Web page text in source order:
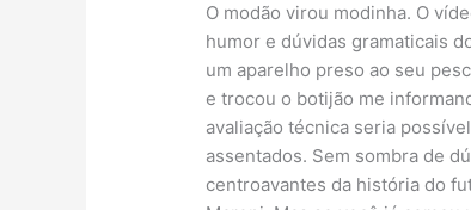
O modão virou modinha. O
humor e dúvidas gramaticais
um aparelho preso ao seu
e trocou o botijão me
avaliação técnica seria
assentados. Sem sombra de
centroavantes da história do